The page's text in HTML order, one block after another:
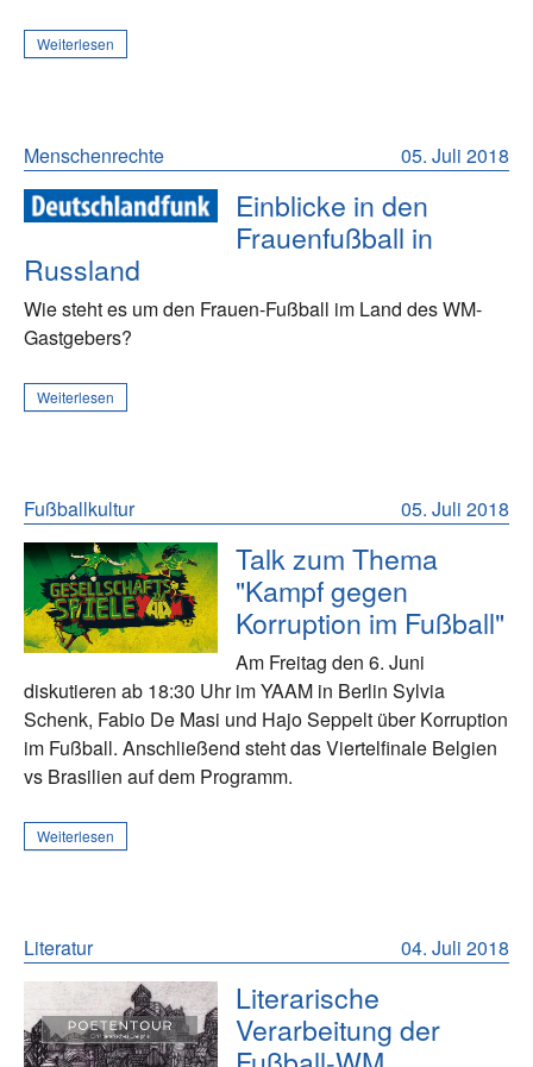
Weiterlesen
05. Juli 2018
Menschenrechte
Einblicke in den
Frauenfußball in
Russland
Wie steht es um den Frauen-Fußball im Land des WM-
Gastgebers?
Weiterlesen
05. Juli 2018
Fußballkultur
Talk zum Thema
"Kampf gegen
Korruption im Fußball"
Am Freitag den 6. Juni
diskutieren ab 18:30 Uhr im YAAM in Berlin Sylvia
Schenk, Fabio De Masi und Hajo Seppelt über Korruption
im Fußball. Anschließend steht das Viertelfinale Belgien
vs Brasilien auf dem Programm.
Weiterlesen
04. Juli 2018
Literatur
Literarische
Verarbeitung der